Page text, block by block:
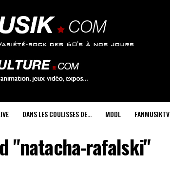
DANS LES COULISSES DE… MDDL FANMUSIKTV
"natacha-rafalski"